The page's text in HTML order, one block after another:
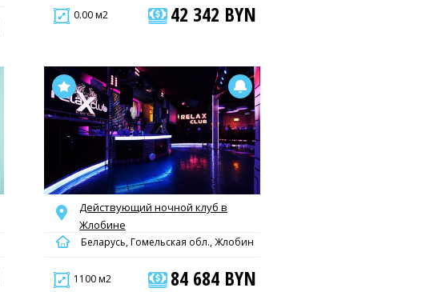
0.00 м2 42 342 BYN
Действующий ночной клуб в
Жлобине
Беларусь, Гомельская обл., Жлобин
1100 м2 84 684 BYN